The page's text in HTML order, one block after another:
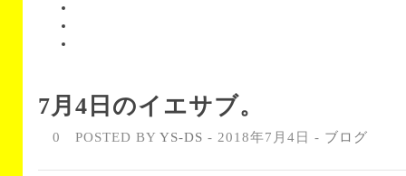
7月4日のイエサブ。
0 POSTED BY YS-DS - 2018年7月4日 - ブログ